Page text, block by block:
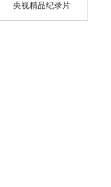
央视精品纪录片